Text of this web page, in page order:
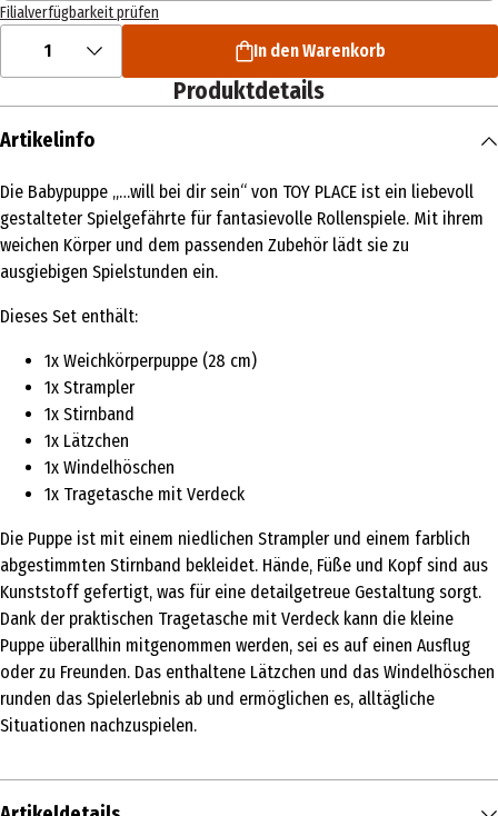
Filialverfügbarkeit prüfen
1 In den Warenkorb
Produktdetails
Artikelinfo
Die Babypuppe „…will bei dir sein“ von TOY PLACE ist ein liebevoll
gestalteter Spielgefährte für fantasievolle Rollenspiele. Mit ihrem
weichen Körper und dem passenden Zubehör lädt sie zu
ausgiebigen Spielstunden ein.
Dieses Set enthält:
1x Weichkörperpuppe (28 cm)
1x Strampler
1x Stirnband
1x Lätzchen
1x Windelhöschen
1x Tragetasche mit Verdeck
Die Puppe ist mit einem niedlichen Strampler und einem farblich
abgestimmten Stirnband bekleidet. Hände, Füße und Kopf sind aus
Kunststoff gefertigt, was für eine detailgetreue Gestaltung sorgt.
Dank der praktischen Tragetasche mit Verdeck kann die kleine
Puppe überallhin mitgenommen werden, sei es auf einen Ausflug
oder zu Freunden. Das enthaltene Lätzchen und das Windelhöschen
runden das Spielerlebnis ab und ermöglichen es, alltägliche
Situationen nachzuspielen.